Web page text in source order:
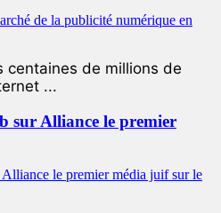
centaines de millions de
...
sur Alliance le premier